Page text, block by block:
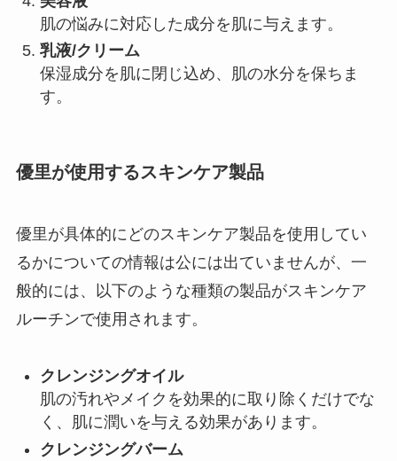
肌の悩みに対応した成分を肌に与えます。
乳液/クリーム
保湿成分を肌に閉じ込め、肌の水分を保ちま
す。
優里が使用するスキンケア製品
優里が具体的にどのスキンケア製品を使用してい
るかについての情報は公には出ていませんが、一
般的には、以下のような種類の製品がスキンケア
ルーチンで使用されます。
クレンジングオイル
肌の汚れやメイクを効果的に取り除くだけでな
く、肌に潤いを与える効果があります。
クレンジングバーム